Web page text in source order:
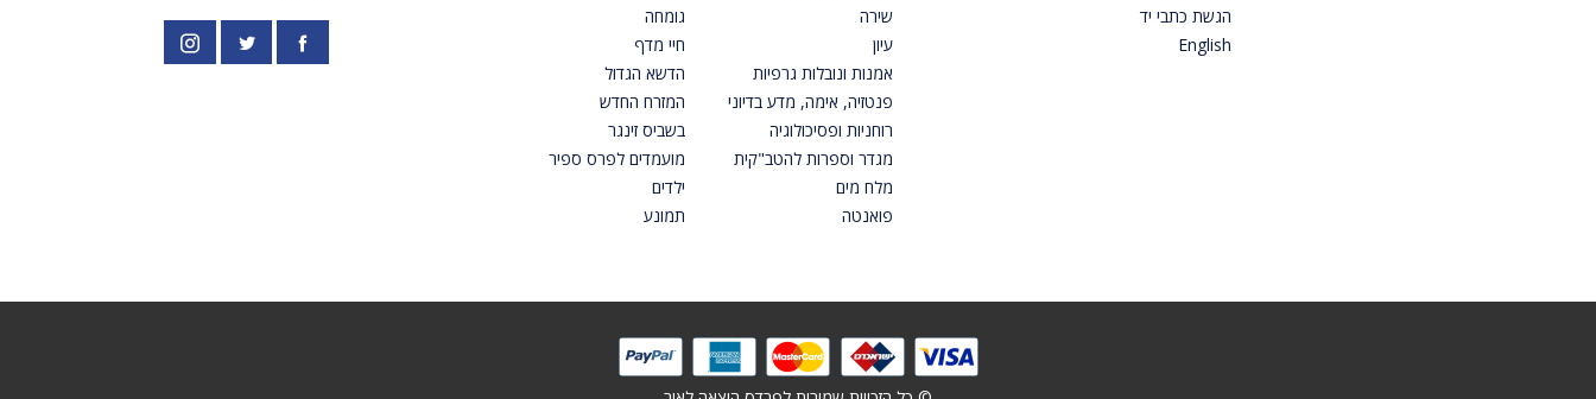
הגשת כתבי יד
English
שירה
עיון
אמנות ונובלות גרפיות
פנטזיה, אימה, מדע בדיוני
רוחניות ופסיכולוגיה
מגדר וספרות להטב"קית
מלח מים
פואנטה
גומחה
חיי מדף
הדשא הגדול
המזרח החדש
בשביס זינגר
מועמדים לפרס ספיר
ילדים
תמונע
פייסבוק PardesPublish
אינסטגרם